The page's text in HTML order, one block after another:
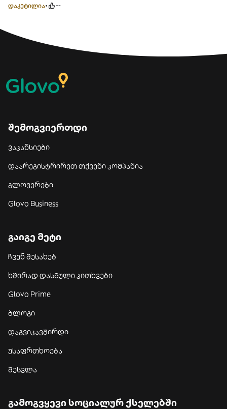
დაკეტილია --
შემოგვიერთდი
ვაკანსიები
დაარეგისტრირეთ თქვენი კომპანია
გლოვერები
Glovo Business
გაიგე მეტი
ჩვენ შესახებ
ხშირად დასმული კითხვები
Glovo Prime
ბლოგი
დაგვიკავშირდი
უსაფრთხოება
შესვლა
გამოგვყევი სოციალურ ქსელებში